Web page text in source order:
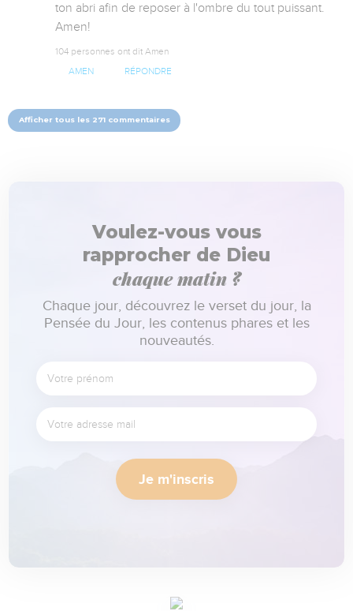
ton abri afin de reposer à l'ombre du tout puissant.
Amen!
104 personnes ont dit Amen
AMEN RÉPONDRE
Afficher tous les 271 commentaires
Voulez-vous vous
rapprocher de Dieu
chaque matin ?
Chaque jour, découvrez le verset du jour, la
Pensée du Jour, les contenus phares et les
nouveautés.
Je m'inscris